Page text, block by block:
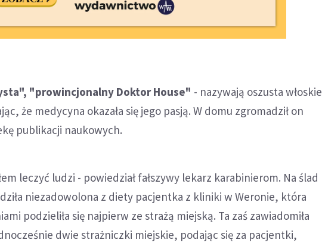
"prowincjonalny Doktor House" - nazywają oszusta włoskie
że medycyna okazała się jego pasją. W domu zgromadził on
publikacji naukowych.
leczyć ludzi - powiedział fałszywy lekarz karabinierom. Na ślad
niezadowolona z diety pacjentka z kliniki w Weronie, która
podzieliła się najpierw ze strażą miejską. Ta zaś zawiadomiła
dwie strażniczki miejskie, podając się za pacjentki,